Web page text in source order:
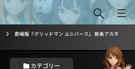
劇場版『グリッドマン ユニバース』 新条アカネ
カテゴリー